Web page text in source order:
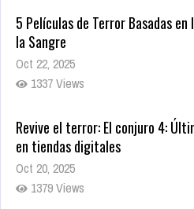
5 Películas de Terror Basadas
la Sangre
Oct 22, 2025
1337 Views
Revive el terror: El conjuro 4:
en tiendas digitales
Oct 20, 2025
1379 Views